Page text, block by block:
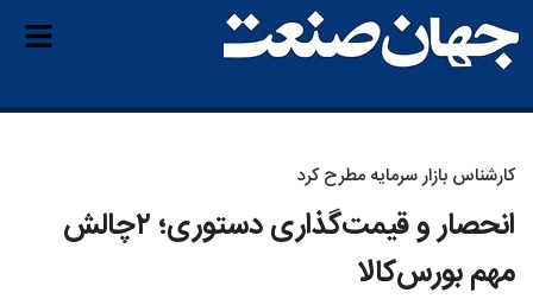
کارشناس بازار سرمایه مطرح کرد
انحصار و قیمت‌گذاری دستوری؛ ۲چالش
مهم بورس‌کالا